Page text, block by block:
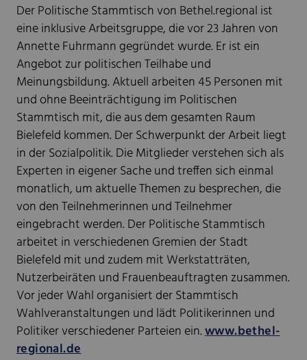
Der Politische Stammtisch von Bethel.regional ist
eine inklusive Arbeitsgruppe, die vor 23 Jahren von
Annette Fuhrmann gegründet wurde. Er ist ein
Angebot zur politischen Teilhabe und
Meinungsbildung. Aktuell arbeiten 45 Personen mit
und ohne Beeinträchtigung im Politischen
Stammtisch mit, die aus dem gesamten Raum
Bielefeld kommen. Der Schwerpunkt der Arbeit liegt
in der Sozialpolitik. Die Mitglieder verstehen sich als
Experten in eigener Sache und treffen sich einmal
monatlich, um aktuelle Themen zu besprechen, die
von den Teilnehmerinnen und Teilnehmer
eingebracht werden. Der Politische Stammtisch
arbeitet in verschiedenen Gremien der Stadt
Bielefeld mit und zudem mit Werkstatträten,
Nutzerbeiräten und Frauenbeauftragten zusammen.
Vor jeder Wahl organisiert der Stammtisch
Wahlveranstaltungen und lädt Politikerinnen und
Politiker verschiedener Parteien ein.www.bethel-
regional.de